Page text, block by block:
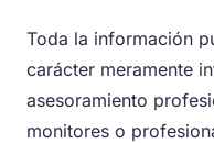
Toda la información
carácter meramente
asesoramiento
monitores o